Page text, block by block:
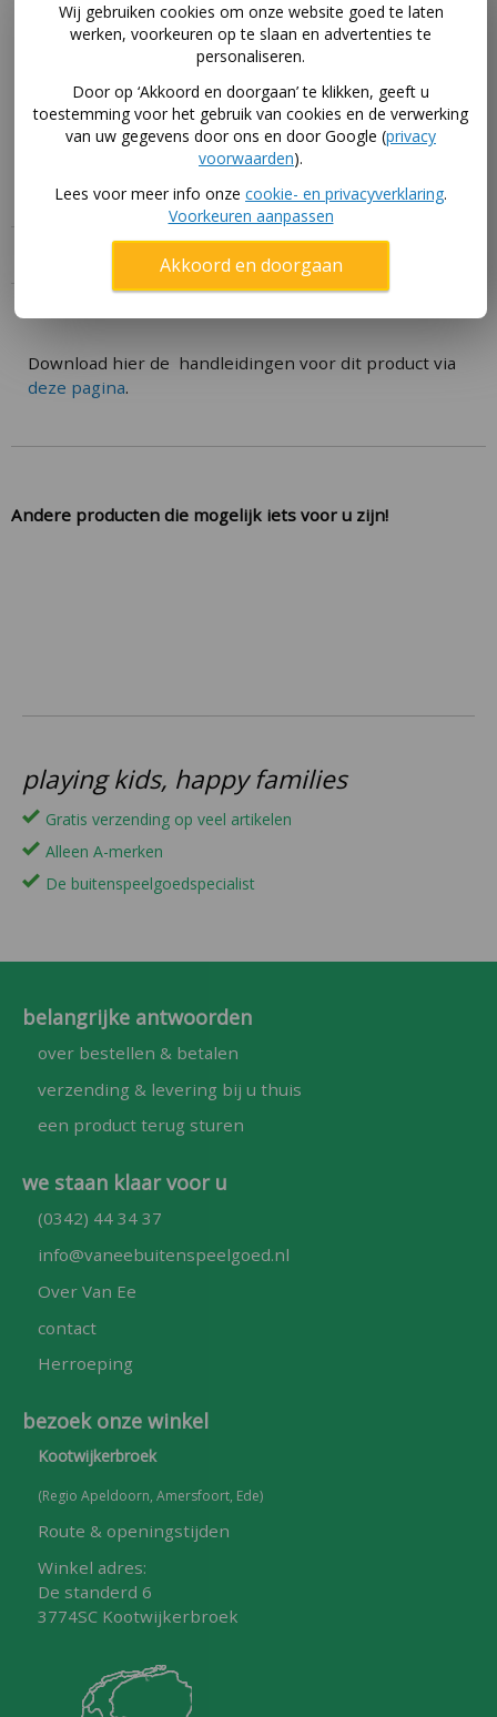
HetBERG Safety Net Deluxe XL 430is een extra hoog
veiligheidsnet voor de BERG Champion 430 en BERG
Elite 430 trampolines. Dit net is 2,2 meter hoog (180
cm is gebruikelijk bij de andere veiligheidsnetten).
Voor de ronde BERG trampolines van 430 is er ook
een regulier Deluxe veiligheidsnet van 180 cm hoog.
Download hier de handleidingen voor dit product via
deze pagina.
Andere producten die mogelijk iets voor u zijn!
playing kids, happy families
Gratis verzending op veel artikelen
Alleen A-merken
De buitenspeelgoedspecialist
belangrijke antwoorden
over bestellen & betalen
verzending & levering bij u thuis
een product terug sturen
we staan klaar voor u
(0342) 44 34 37
info@vaneebuitenspeelgoed.nl
Over Van Ee
contact
Herroeping
bezoek onze winkel
Kootwijkerbroek
(Regio Apeldoorn, Amersfoort, Ede)
Route & openingstijden
Winkel adres:
De standerd 6
3774SC Kootwijkerbroek
Wij gebruiken cookies om onze website goed te laten
werken, voorkeuren op te slaan en advertenties te
personaliseren.
Door op ‘Akkoord en doorgaan’ te klikken, geeft u
toestemming voor het gebruik van cookies en de verwerking
van uw gegevens door ons en door Google (privacy
voorwaarden).
Lees voor meer info onze cookie- en privacyverklaring.
Voorkeuren aanpassen
Akkoord en doorgaan